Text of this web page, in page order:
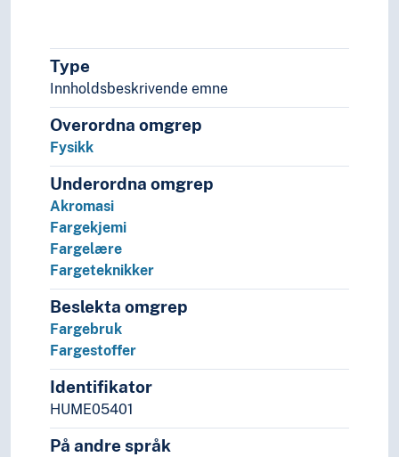
Teoretisk fysikk
Vekselvirkninger (Fysikk)
Væsker
Geovitenskap
Kjemi
Livsvitenskaper
Natur
Nevrovitenskap
Religionsvitenskap
Rettsvitenskap
Samfunnsvitenskap
Språk
Tid i enheter, stadier og perioder
Type
Innholdsbeskrivende emne
Overordna omgrep
Fysikk
Underordna omgrep
Akromasi
Fargekjemi
Fargelære
Fargeteknikker
Beslekta omgrep
Fargebruk
Fargestoffer
Identifikator
HUME05401
På andre språk